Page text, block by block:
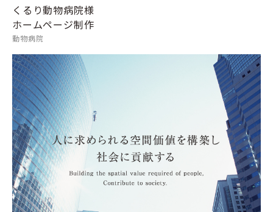
くるり動物病院様
ホームページ制作
動物病院